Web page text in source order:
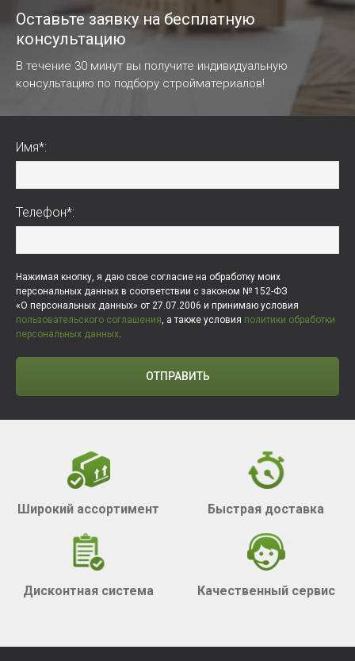
Оставьте заявку на бесплатную
консультацию
В течение 30 минут вы получите индивидуальную
консультацию по подбору стройматериалов!
Имя*:
Телефон*:
Нажимая кнопку, я даю свое согласие на обработку моих
персональных данных в соответствии с законом № 152-ФЗ
«О персональных данных» от 27.07.2006 и принимаю условия
пользовательского соглашения, а также условия политики обработки
персональных данных.
ОТПРАВИТЬ
Широкий ассортимент Быстрая доставка
Дисконтная система Качественный сервис